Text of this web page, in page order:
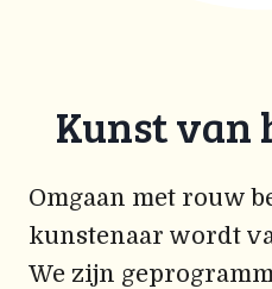
Kunst van
Omgaan met rouw
kunstenaar wordt
We zijn